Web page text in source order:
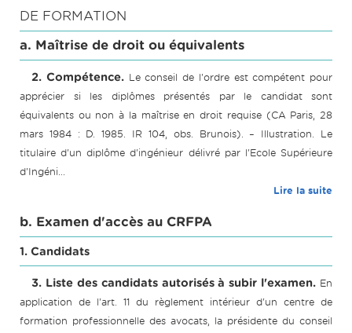
DE FORMATION
a. Maîtrise de droit ou équivalents
2. Compétence. Le conseil de l'ordre est compétent pour
apprécier si les diplômes présentés par le candidat sont
équivalents ou non à la maîtrise en droit requise (CA Paris, 28
mars 1984 : D. 1985. IR 104, obs. Brunois). – Illustration. Le
titulaire d'un diplôme d'ingénieur délivré par l'Ecole Supérieure
d'Ingéni...
Lire la suite
b. Examen d'accès au CRFPA
1. Candidats
3. Liste des candidats autorisés à subir l'examen. En
application de l'art. 11 du règlement intérieur d'un centre de
formation professionnelle des avocats, la présidente du conseil